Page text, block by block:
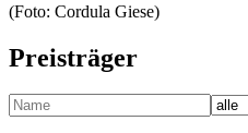
(Foto: Cordula Giese)
Preisträger